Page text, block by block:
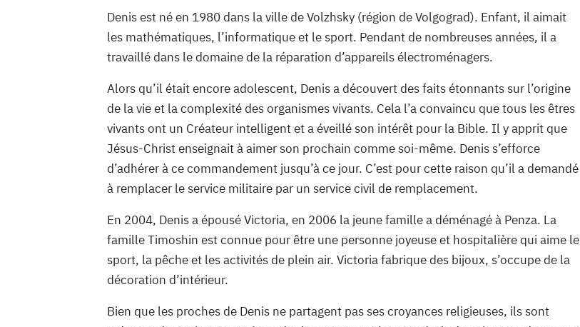
Denis est né en 1980 dans la ville de Volzhsky (région de Volgograd). Enfant, il aimait
les mathématiques, l’informatique et le sport. Pendant de nombreuses années, il a
travaillé dans le domaine de la réparation d’appareils électroménagers.
Alors qu’il était encore adolescent, Denis a découvert des faits étonnants sur l’origine
de la vie et la complexité des organismes vivants. Cela l’a convaincu que tous les êtres
vivants ont un Créateur intelligent et a éveillé son intérêt pour la Bible. Il y apprit que
Jésus-Christ enseignait à aimer son prochain comme soi-même. Denis s’efforce
d’adhérer à ce commandement jusqu’à ce jour. C’est pour cette raison qu’il a demandé
à remplacer le service militaire par un service civil de remplacement.
En 2004, Denis a épousé Victoria, en 2006 la jeune famille a déménagé à Penza. La
famille Timoshin est connue pour être une personne joyeuse et hospitalière qui aime le
sport, la pêche et les activités de plein air. Victoria fabrique des bijoux, s’occupe de la
décoration d’intérieur.
Bien que les proches de Denis ne partagent pas ses croyances religieuses, ils sont